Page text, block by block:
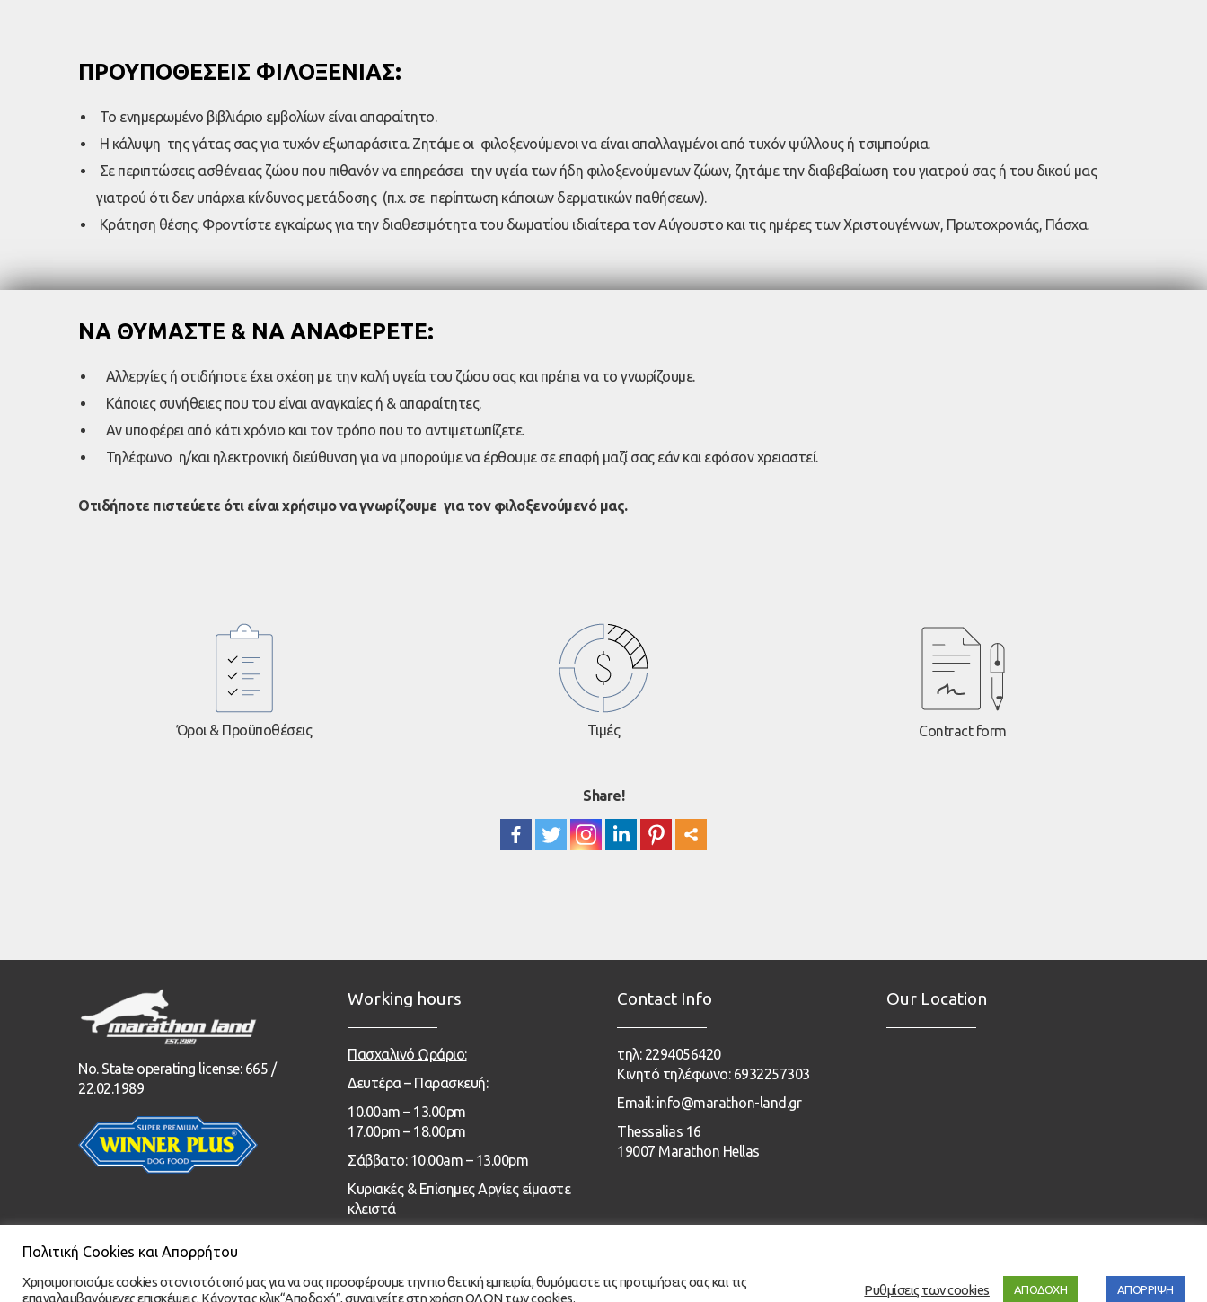
ΠΡΟΥΠΟΘΕΣΕΙΣ ΦΙΛΟΞΕΝΙΑΣ:
Το ενημερωμένο βιβλιάριο εμβολίων είναι απαραίτητο.
Η κάλυψη της γάτας σας για τυχόν εξωπαράσιτα. Ζητάμε οι φιλοξενούμενοι να είναι απαλλαγμένοι από τυχόν ψύλλους ή τσιμπούρια.
Σε περιπτώσεις ασθένειας ζώου που πιθανόν να επηρεάσει την υγεία των ήδη φιλοξενούμενων ζώων, ζητάμε την διαβεβαίωση του γιατρού σας ή του δικού μας
γιατρού ότι δεν υπάρχει κίνδυνος μετάδοσης (π.χ. σε περίπτωση κάποιων δερματικών παθήσεων).
Κράτηση θέσης. Φροντίστε εγκαίρως για την διαθεσιμότητα του δωματίου ιδιαίτερα τον Αύγουστο και τις ημέρες των Χριστουγέννων, Πρωτοχρονιάς, Πάσχα.
ΝΑ ΘΥΜΑΣΤΕ & ΝΑ ΑΝΑΦΕΡΕΤΕ:
Αλλεργίες ή οτιδήποτε έχει σχέση με την καλή υγεία του ζώου σας και πρέπει να το γνωρίζουμε.
Κάποιες συνήθειες που του είναι αναγκαίες ή & απαραίτητες.
Αν υποφέρει από κάτι χρόνιο και τον τρόπο που το αντιμετωπίζετε.
Τηλέφωνο η/και ηλεκτρονική διεύθυνση για να μπορούμε να έρθουμε σε επαφή μαζί σας εάν και εφόσον χρειαστεί.
Οτιδήποτε πιστεύετε ότι είναι χρήσιμο να γνωρίζουμε για τον φιλοξενούμενό μας.
Όροι & Προϋποθέσεις Τιμές Contract form
Share!
No. State operating license: 665 /
22.02.1989
Working hours
Πασχαλινό Ωράριο:
Δευτέρα – Παρασκευή:
1 0.00am – 13.00pm
17.00pm – 18.00pm
Σάββατο: 10.00am – 13.00pm
Κυριακές & Επίσημες Αργίες είμαστε
κλειστά
Contact Info
τηλ: 2294056420
Κινητό τηλέφωνο: 6932257303
Email: info@marathon-land.gr
Thessalias 16
19007 Marathon Hellas
Our Location
© 2020 Marathon Land
Πολιτική Cookies και Απορρήτου
Χρησιμοποιούμε cookies στον ιστότοπό μας για να σας προσφέρουμε την πιο θετική εμπειρία, θυμόμαστε τις προτιμήσεις σας και τις
επαναλαμβανόμενες επισκέψεις. Κάνοντας κλικ“Αποδοχή”, συναινείτε στη χρήση ΟΛΩΝ των cookies.
Ρυθμίσεις των cookies ΑΠΟΔΟΧΗ ΑΠΟΡΡΙΨΗ